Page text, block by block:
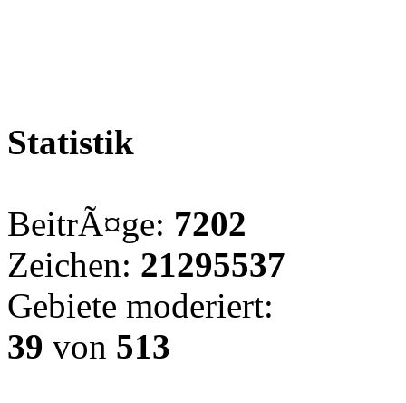
Statistik
BeitrÃ¤ge: 7202
Zeichen: 21295537
Gebiete moderiert:
39 von 513